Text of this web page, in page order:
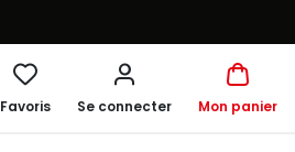
Favoris Se connecter Mon panier